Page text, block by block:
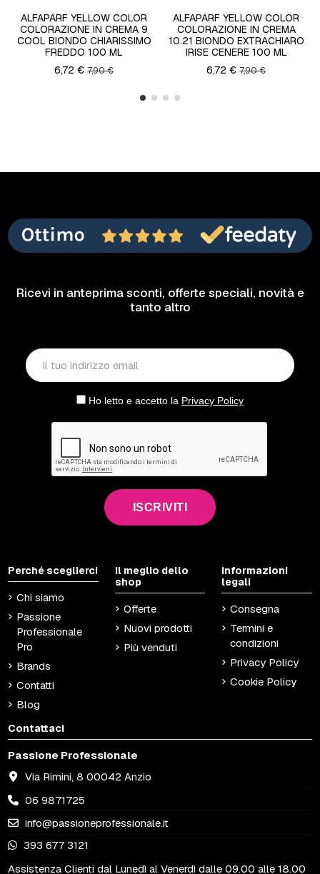
ALFAPARF YELLOW COLOR
COLORAZIONE IN CREMA 9
COOL BIONDO CHIARISSIMO
FREDDO 100 ML
6,72 €7,90 €
ALFAPARF YELLOW COLOR
COLORAZIONE IN CREMA
10.21 BIONDO EXTRACHIARO
IRISE CENERE 100 ML
6,72 €7,90 €
Ricevi in anteprima sconti, offerte speciali, novità e
tanto altro
Ho letto e accetto la Privacy Policy
ISCRIVITI
Perché sceglierci
Chi siamo
Passione
Professionale
Pro
Brands
Contatti
Blog
Il meglio dello
shop
Offerte
Nuovi prodotti
Più venduti
Informazioni
legali
Consegna
Termini e
condizioni
Privacy Policy
Cookie Policy
Contattaci
Passione Professionale
Via Rimini, 8 00042 Anzio
06 9871725
info@passioneprofessionale.it
393 677 3121
Assistenza Clienti dal Lunedì al Venerdì dalle 09.00 alle 18.00